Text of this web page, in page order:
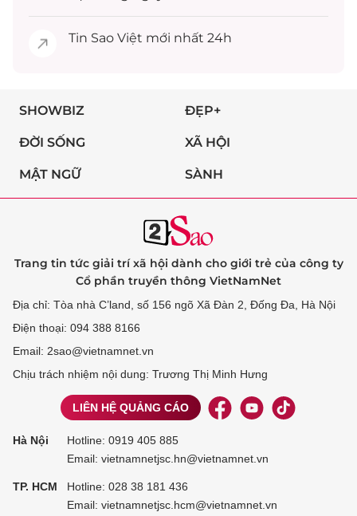
Tin Sao Việt mới nhất 24h
SHOWBIZ ĐẸP+
ĐỜI SỐNG XÃ HỘI
MẬT NGỮ SÀNH
Trang tin tức giải trí xã hội dành cho giới trẻ của công ty
Cổ phần truyền thông VietNamNet
Địa chỉ: Tòa nhà C’land, số 156 ngõ Xã Đàn 2, Đống Đa, Hà Nội
Điện thoại: 094 388 8166
Email: 2sao@vietnamnet.vn
Chịu trách nhiệm nội dung: Trương Thị Minh Hưng
LIÊN HỆ QUẢNG CÁO
Hà Nội Hotline: 0919 405 885
Email: vietnamnetjsc.hn@vietnamnet.vn
TP. HCM Hotline: 028 38 181 436
Email: vietnamnetjsc.hcm@vietnamnet.vn